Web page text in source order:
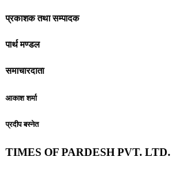
प्रकाशक तथा सम्पादक
पार्थ मण्डल
समाचारदाता
आकाश शर्मा
प्रदीप बस्नेत
TIMES OF PARDESH PVT. LTD.